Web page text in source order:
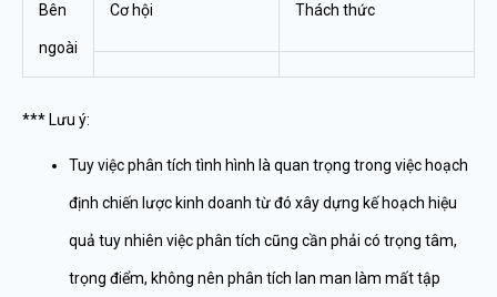
Bên
ngoài
Cơ hội Thách thức
*** Lưu ý:
Tuy việc phân tích tình hình là quan trọng trong việc hoạch
định chiến lược kinh doanh từ đó xây dựng kế hoạch hiệu
quả tuy nhiên việc phân tích cũng cần phải có trọng tâm,
trọng điểm, không nên phân tích lan man làm mất tập